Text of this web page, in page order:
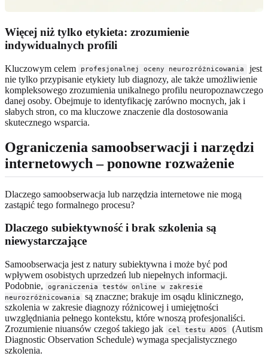
Więcej niż tylko etykieta: zrozumienie
indywidualnych profili
Kluczowym celem profesjonalnej oceny neurozróżnicowania
jest
nie tylko przypisanie etykiety lub diagnozy, ale także umożliwienie
kompleksowego zrozumienia unikalnego profilu neuropoznawczego
danej osoby. Obejmuje to identyfikację zarówno mocnych, jak i
słabych stron, co ma kluczowe znaczenie dla dostosowania
skutecznego wsparcia.
Ograniczenia samoobserwacji i narzędzi
internetowych – ponowne rozważenie
Dlaczego samoobserwacja lub narzędzia internetowe nie mogą
zastąpić tego formalnego procesu?
Dlaczego subiektywność i brak szkolenia są
niewystarczające
Samoobserwacja jest z natury subiektywna i może być pod
wpływem osobistych uprzedzeń lub niepełnych informacji.
Podobnie,
ograniczenia testów online w zakresie
neurozróżnicowania
są znaczne; brakuje im osądu klinicznego,
szkolenia w zakresie diagnozy różnicowej i umiejętności
uwzględniania pełnego kontekstu, które wnoszą profesjonaliści.
Zrozumienie niuansów czegoś takiego jak
cel testu ADOS
(Autism
Diagnostic Observation Schedule) wymaga specjalistycznego
szkolenia.